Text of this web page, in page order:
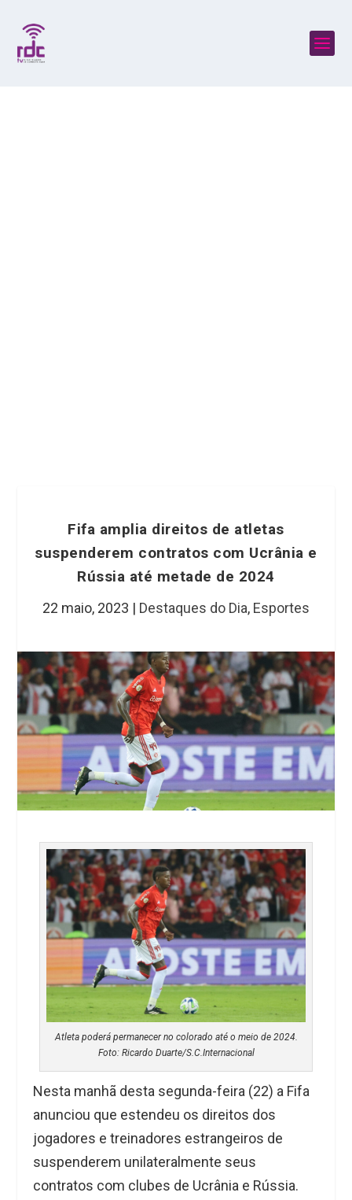
Fifa amplia direitos de atletas
suspenderem contratos com Ucrânia e
Rússia até metade de 2024
22 maio, 2023 | Destaques do Dia, Esportes
Atleta poderá permanecer no colorado até o meio de 2024.
Foto: Ricardo Duarte/S.C.Internacional
Nesta manhã desta segunda-feira (22) a Fifa
anunciou que estendeu os direitos dos
jogadores e treinadores estrangeiros de
suspenderem unilateralmente seus
contratos com clubes de Ucrânia e Rússia.